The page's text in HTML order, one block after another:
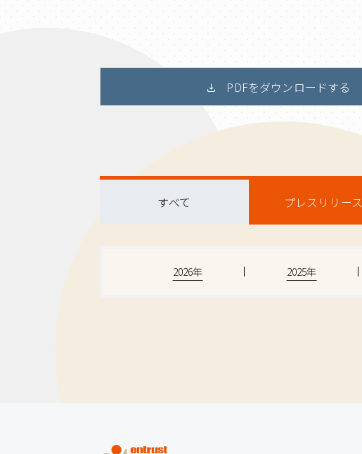
PDFをダウンロードする
すべて プレスリリース
2026年 2025年